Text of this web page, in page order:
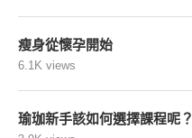
瘦身從懷孕開始
6.1K views
瑜珈新手該如何選擇課程呢？